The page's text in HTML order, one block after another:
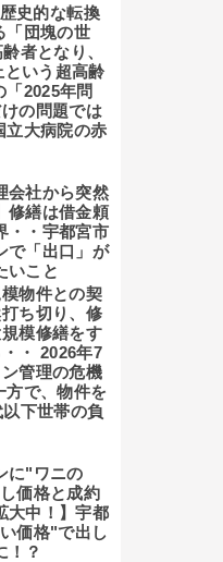
史的な転換
「団塊の世
者となり、
という超高齢
2025年問
の問題では
大病院の赤
会社から突然
修繕は借金頼
・・宇都宮市
で「出口」が
いこと
物件との契
ち切り、修
模修繕をす
・ 2026年7
管理の危機
方で、物件を
下世帯の負
に"ワニの
価格と成約
大中！】宇都
価格"で出し
！？